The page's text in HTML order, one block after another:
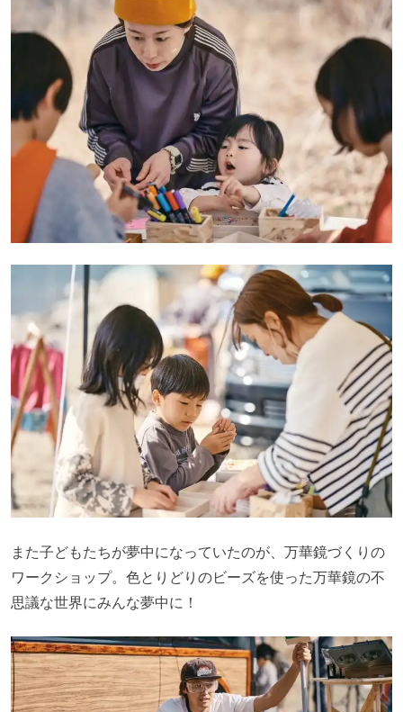
また子どもたちが夢中になっていたのが、万華鏡づくりの
ワークショップ。色とりどりのビーズを使った万華鏡の不
思議な世界にみんな夢中に！